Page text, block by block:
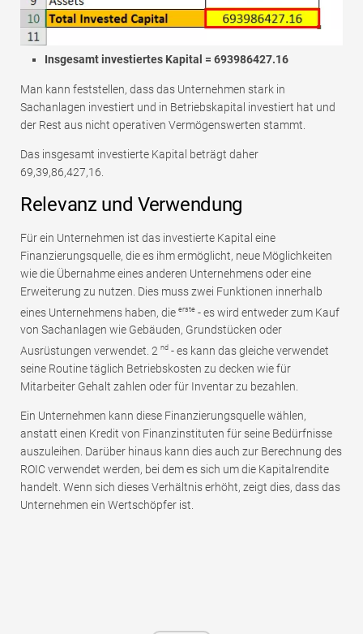
Insgesamt investiertes Kapital = 693986427.16
Man kann feststellen, dass das Unternehmen stark in
Sachanlagen investiert und in Betriebskapital investiert hat und
der Rest aus nicht operativen Vermögenswerten stammt.
Das insgesamt investierte Kapital beträgt daher
69,39,86,427,16.
Relevanz und Verwendung
Für ein Unternehmen ist das investierte Kapital eine
Finanzierungsquelle, die es ihm ermöglicht, neue Möglichkeiten
wie die Übernahme eines anderen Unternehmens oder eine
Erweiterung zu nutzen. Dies muss zwei Funktionen innerhalb
eines Unternehmens haben, die erste - es wird entweder zum Kauf
von Sachanlagen wie Gebäuden, Grundstücken oder
Ausrüstungen verwendet. 2 nd - es kann das gleiche verwendet
seine Routine täglich Betriebskosten zu decken wie für
Mitarbeiter Gehalt zahlen oder für Inventar zu bezahlen.
Ein Unternehmen kann diese Finanzierungsquelle wählen,
anstatt einen Kredit von Finanzinstituten für seine Bedürfnisse
auszuleihen. Darüber hinaus kann dies auch zur Berechnung des
ROIC verwendet werden, bei dem es sich um die Kapitalrendite
handelt. Wenn sich dieses Verhältnis erhöht, zeigt dies, dass das
Unternehmen ein Wertschöpfer ist.